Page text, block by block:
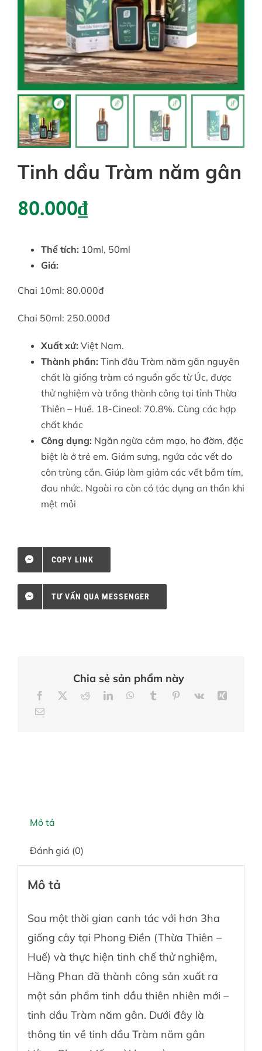
Tin tức
Liên hệ
Tài khoản
Tinh dầu Tràm năm gân
80.000₫
Thể tích: 10ml, 50ml
Giá:
Chai 10ml: 80.000đ
Chai 50ml: 250.000đ
Xuất xứ: Việt Nam.
Thành phần: Tinh đâu Tràm năm gân nguyên
chất là giống tràm có nguồn gốc từ Úc, được
thử nghiệm và trồng thành công tại tỉnh Thừa
Thiên – Huế. 18-Cineol: 70.8%. Cùng các hợp
chất khác
Công dụng: Ngăn ngừa cảm mạo, ho đờm, đặc
biệt là ở trẻ em. Giảm sưng, ngứa các vết do
côn trùng cắn. Giúp làm giảm các vết bầm tím,
đau nhức. Ngoài ra còn có tác dụng an thần khi
mệt mỏi
COPY LINK
TƯ VẤN QUA MESSENGER
Chia sẻ sản phẩm này
Mô tả
Đánh giá (0)
Mô tả
Sau một thời gian canh tác với hơn 3ha
giống cây tại Phong Điền (Thừa Thiên –
Huế) và thực hiện tinh chế thử nghiệm,
Hằng Phan đã thành công sản xuất ra
một sản phẩm tinh dầu thiên nhiên mới –
tinh dầu Tràm năm gân. Dưới đây là
thông tin về tinh dầu Tràm năm gân